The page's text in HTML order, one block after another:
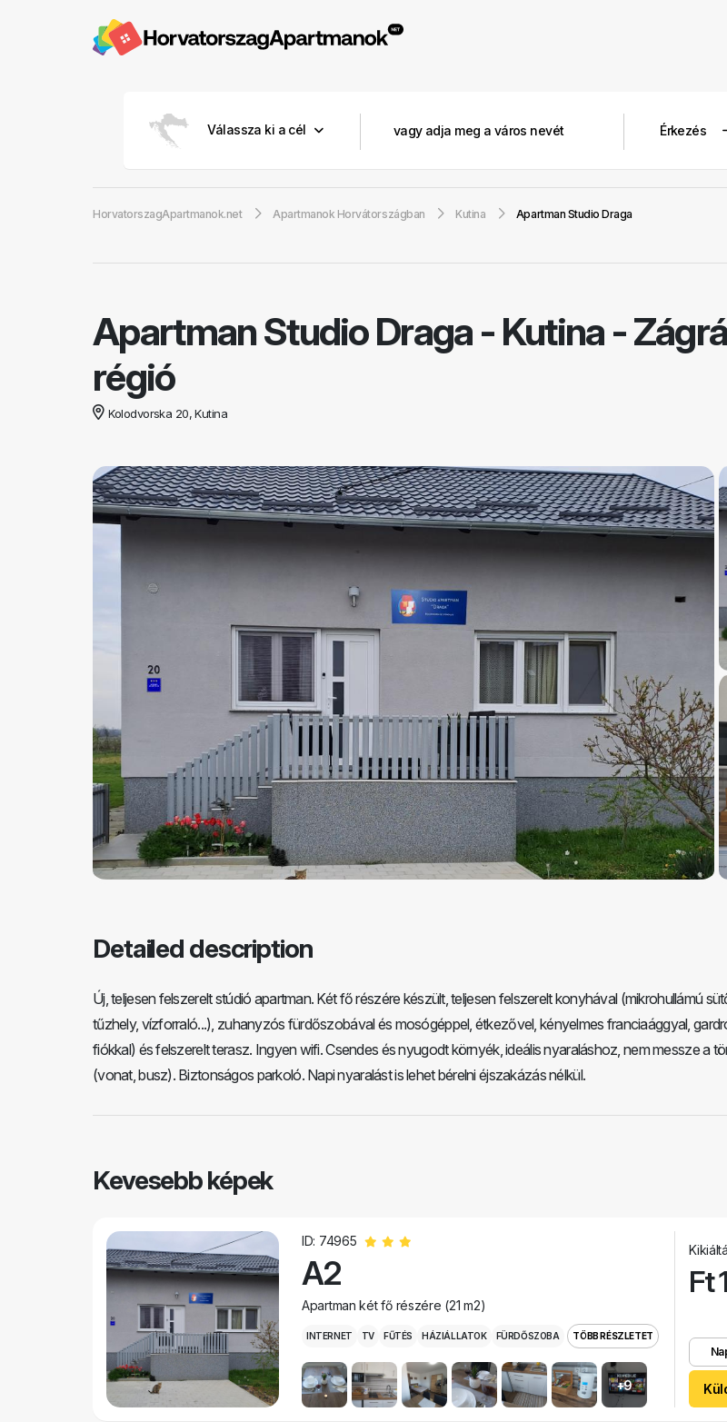
Válassza ki a cél
HorvatorszagApartmanok.net Apartmanok Horvátországban Kutina Apartman Studio Draga
Apartman Studio Draga-Kutina -
régió
Kolodvorska 20, Kutina
Detailed description
Új, teljesen felszerelt stúdió apartman. Két fő részére készült, teljesen felszerelt konyhával (mikrohullámú
tűzhely, vízforraló...), zuhanyzós fürdőszobával és mosógéppel, étkezővel, kényelmes franciaággyal,
fiókkal) és felszerelt terasz. Ingyen wifi. Csendes és nyugodt környék, ideális nyaraláshoz, nem messze a
(vonat, busz). Biztonságos parkoló. Napi nyaralást is lehet bérelni éjszakázás nélkül.
Kevesebb képek
ID: 74965
A2
Apartman két fő részére (21 m2)
INTERNET TV FŰTÉS HÁZIÁLLATOK FÜRDŐSZOBA TÖBB RÉSZLETET
+9
Ft